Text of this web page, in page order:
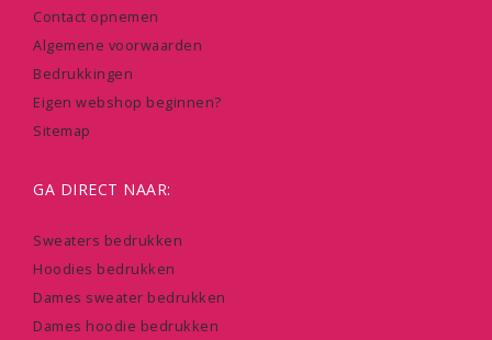
Contact opnemen
Algemene voorwaarden
Bedrukkingen
Eigen webshop beginnen?
Sitemap
GA DIRECT NAAR:
Sweaters bedrukken
Hoodies bedrukken
Dames sweater bedrukken
Dames hoodie bedrukken